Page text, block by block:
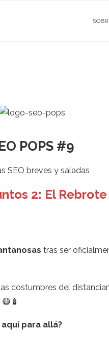
POPS #9
SEO breves y saladas
2: El Rebrote
tras ser
costumbres del
para allá?